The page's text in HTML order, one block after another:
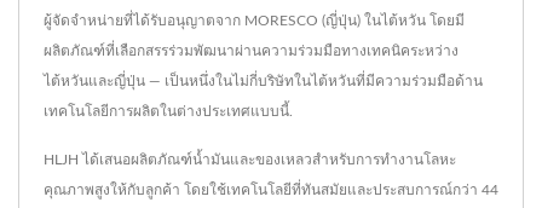
ผู้จัดจำหน่ายที่ได้รับอนุญาตจาก MORESCO (ญี่ปุ่น) ในไต้หวัน โดยมี
ผลิตภัณฑ์ที่เลือกสรรร่วมพัฒนาผ่านความร่วมมือทางเทคนิคระหว่าง
ไต้หวันและญี่ปุ่น — เป็นหนึ่งในไม่กี่บริษัทในไต้หวันที่มีความร่วมมือด้าน
เทคโนโลยีการผลิตในต่างประเทศแบบนี้.
HLJH ได้เสนอผลิตภัณฑ์น้ำมันและของเหลวสำหรับการทำงานโลหะ
คุณภาพสูงให้กับลูกค้า โดยใช้เทคโนโลยีที่ทันสมัยและประสบการณ์กว่า 44